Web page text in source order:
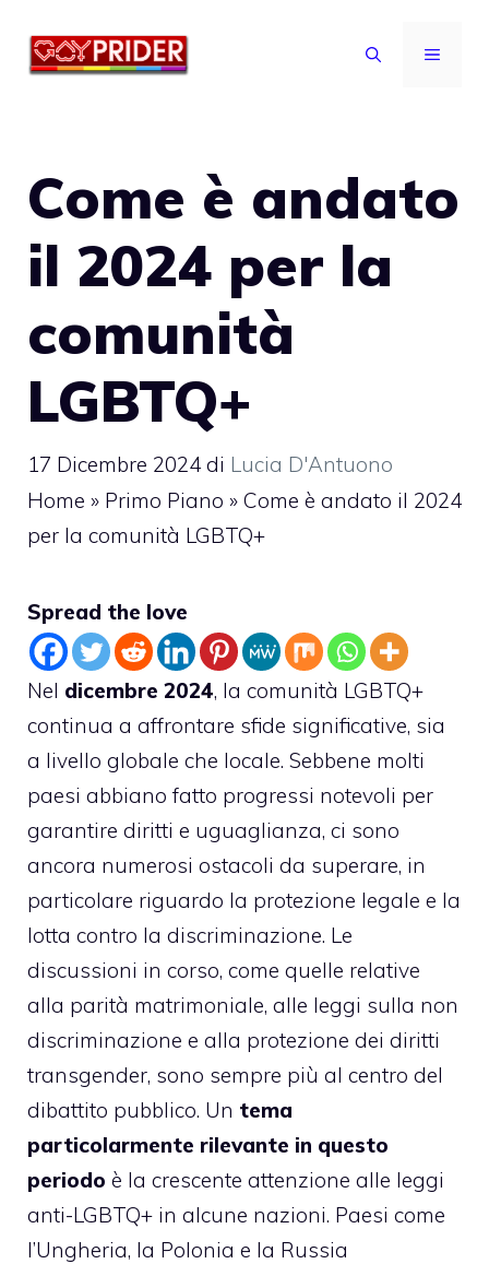
MENU
Come è andato
il 2024 per la
comunità
LGBTQ+
17 Dicembre 2024 di Lucia D'Antuono
Home » Primo Piano » Come è andato il 2024
per la comunità LGBTQ+
Spread the love
Nel dicembre 2024, la comunità LGBTQ+
continua a affrontare sfide significative, sia
a livello globale che locale. Sebbene molti
paesi abbiano fatto progressi notevoli per
garantire diritti e uguaglianza, ci sono
ancora numerosi ostacoli da superare, in
particolare riguardo la protezione legale e la
lotta contro la discriminazione. Le
discussioni in corso, come quelle relative
alla parità matrimoniale, alle leggi sulla non
discriminazione e alla protezione dei diritti
transgender, sono sempre più al centro del
dibattito pubblico. Un tema
particolarmente rilevante in questo
periodo è la crescente attenzione alle leggi
anti-LGBTQ+ in alcune nazioni. Paesi come
l’Ungheria, la Polonia e la Russia